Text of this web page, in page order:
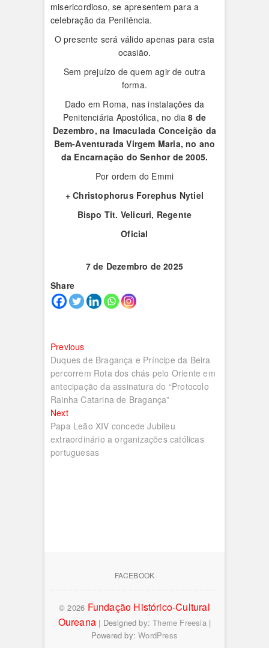
misericordioso, se apresentem para a
celebração da Penitência.
O presente será válido apenas para esta
ocasião.
Sem prejuízo de quem agir de outra
forma.
Dado em Roma, nas instalações da
Penitenciária Apostólica, no dia8 de
Dezembro, na Imaculada Conceição da
Bem-Aventurada Virgem Maria, no ano
da Encarnação do Senhor de 2005.
Por ordem do Emmi
+ Christophorus Forephus Nytiel
Bispo Tit. Velicuri, Regente
Oficial
7 de Dezembro de 2025
Share
Navegação
de
artigos
PreviousPrevious
post:
Duques de Bragança e Príncipe da Beira
percorrem Rota dos chás pelo Oriente em
antecipação da assinatura do “Protocolo
Rainha Catarina de Bragança”
NextNext
post:
Papa Leão XIV concede Jubileu
extraordinário a organizações católicas
portuguesas
FACEBOOK
© 2026 Fundação Histórico-Cultural
Oureana | Designed by:Theme Freesia|
Powered by:WordPress